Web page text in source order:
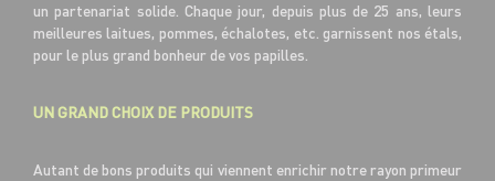
un partenariat solide. Chaque jour, depuis plus de 25 ans, leurs
meilleures laitues, pommes, échalotes, etc. garnissent nos étals,
pour le plus grand bonheur de vos papilles.
UN GRAND CHOIX DE PRODUITS
Autant de bons produits qui viennent enrichir notre rayon primeur